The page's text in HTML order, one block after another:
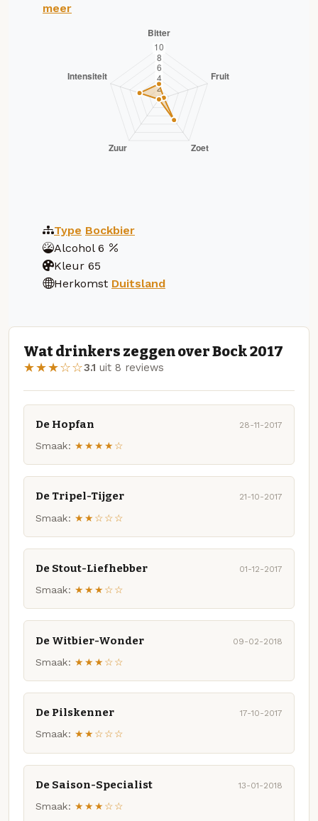
meer
Type Bockbier
Alcohol 6
Kleur 65
Herkomst Duitsland
Wat drinkers zeggen over Bock 2017
★★★☆☆3.1 uit 8 reviews
De Hopfan 28-11-2017
Smaak: ★★★★☆
De Tripel-Tijger 21-10-2017
Smaak: ★★☆☆☆
De Stout-Liefhebber 01-12-2017
Smaak: ★★★☆☆
De Witbier-Wonder 09-02-2018
Smaak: ★★★☆☆
De Pilskenner 17-10-2017
Smaak: ★★☆☆☆
De Saison-Specialist 13-01-2018
Smaak: ★★★☆☆